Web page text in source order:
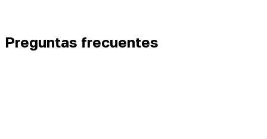
Preguntas frecuentes